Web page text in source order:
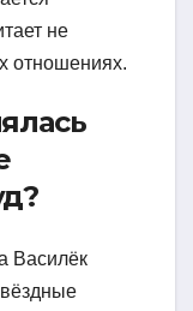
не
отношениях.
Василёк